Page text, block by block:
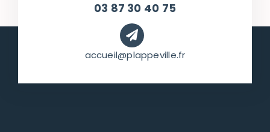
03 87 30 40 75
accueil@plappeville.fr